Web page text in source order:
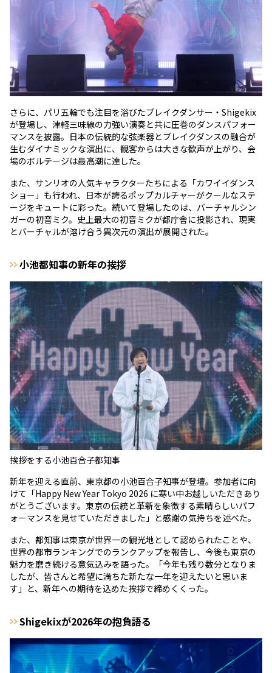
さらに、パリ五輪でも注目を浴びたブレイクダンサー・Shigekix
が登場し、津軽三味線の力強い演奏と共に圧巻のダンスパフォー
マンスを披露。日本の伝統的な弦楽器とブレイクダンスの融合が
生むダイナミックな演出に、観客からは大きな歓声が上がり、会
場のボルテージは最高潮に達した。
また、サンリオの人気キャラクターたちによる「カワイイダンス
ショー」も行われ、日本が誇るポップカルチャーがクールなステ
ージをキュートに彩った。続いて登場したのは、バーチャルシン
ガーの初音ミク。史上最大の初音ミクが都庁舎に投影され、現実
とバーチャルが溶け合う異次元の演出が展開された。
小池都知事の新年の挨拶
挨拶をする小池百合子都知事
新年を迎える直前、東京都の小池百合子知事が登壇。参加者に向
けて「Happy New Year Tokyo 2026 に寒い中お越しいただきあり
がとうございます。東京の伝統と革新を象徴する素晴らしいパフ
ォーマンスを見せていただきました」と感謝の気持ちを述べた。
また、都知事は東京が世界一の観光地として認められたことや、
世界の都市ランキングでのランクアップを報告し、今後も東京の
魅力を磨き続ける意気込みを語った。「今年も残り数分となりま
したが、皆さんと希望に満ちた新たな一年を迎えたいと思いま
す」と、新年への期待を込めた挨拶で締めくくった。
Shigekixが2026年の抱負語る